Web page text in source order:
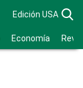
Edición USA
Economía